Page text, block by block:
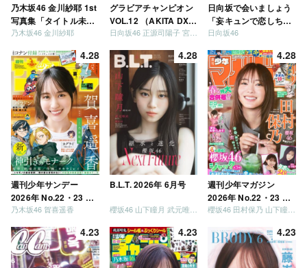
乃木坂46 金川紗耶 1st
写真集「タイトル未
定」
乃木坂46 金川紗耶
グラビアチャンピオン
VOL.12 （AKITA DXシ
リーズ）
日向坂46 正源司陽子 宮地すみれ
日向坂で会いましょう
「妄キュンで恋しちゃ
いましょう」「どっち
う」「ご褒美でロケし
ましょう」「フレンド
リーになりましょう」
「笑って卒業を祝いま
しょう」 [Blu-ray]
日向坂46
4.28
週刊少年サンデー
2026年 No.22・23 合
併号
乃木坂46 賀喜遥香
4.28
B.L.T. 2026年 6月号
櫻坂46 山下瞳月 武元唯衣 / 乃木坂46 海邉朱莉
4.28
週刊少年マガジン
2026年 No.22・23 合
併号
4.23 4.23 4.23